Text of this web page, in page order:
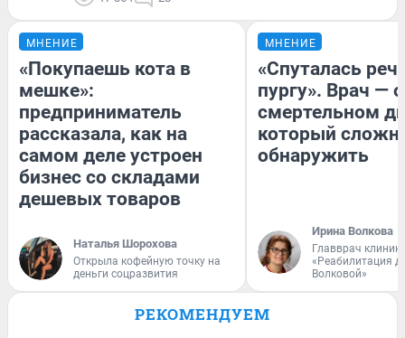
МНЕНИЕ
«Покупаешь кота в
мешке»:
предприниматель
рассказала, как на
самом деле устроен
бизнес со складами
дешевых товаров
Наталья Шорохова
Открыла кофейную точку на
деньги соцразвития
МНЕНИЕ
«Спуталась
пургу». Врач — о
смертельном
который
обнаружить
Ирина Волкова
Главврач
«Реабилитация
Волковой»
РЕКОМЕНДУЕМ